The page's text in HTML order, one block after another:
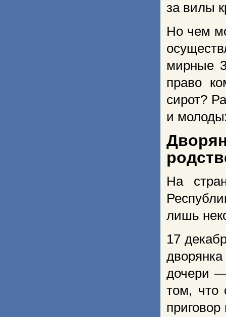
за вилы
Но чем
мирные
право
сирот?
и
На
лишь
17
дочери
том, что